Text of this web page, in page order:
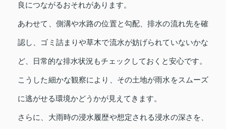
良につながるおそれがあります。
あわせて、側溝や水路の位置と勾配、排水の流れ先を確
認し、ゴミ詰まりや草木で流水が妨げられていないかな
ど、日常的な排水状況もチェックしておくと安心です。
こうした細かな観察により、その土地が雨水をスムーズ
に逃がせる環境かどうかが見えてきます。
さらに、大雨時の浸水履歴や想定される浸水の深さを、